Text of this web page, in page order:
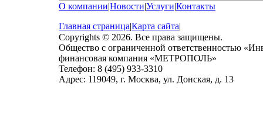
О компании|Новости|Услуги|Контакты
Главная страница|Карта сайта|
Copyrights © 2026. Все права защищены.
Общество с ограниченной ответственностью
финансовая компания «МЕТРОПОЛЬ»
Телефон: 8 (495) 933-3310
Адрес: 119049, г. Москва, ул. Донская, д. 13